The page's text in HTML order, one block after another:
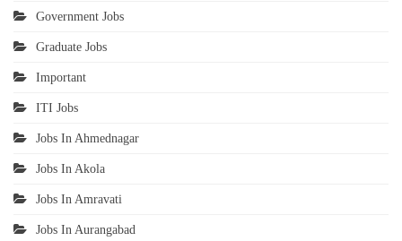
Government Jobs
Graduate Jobs
Important
ITI Jobs
Jobs In Ahmednagar
Jobs In Akola
Jobs In Amravati
Jobs In Aurangabad